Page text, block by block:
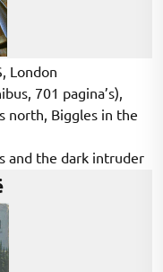
London
701 pagina’s),
north, Biggles in the
and the dark intruder